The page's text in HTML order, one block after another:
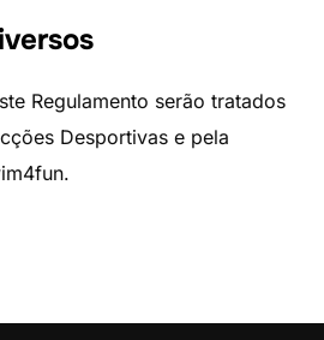
Regulamento serão tratados
Desportivas e pela